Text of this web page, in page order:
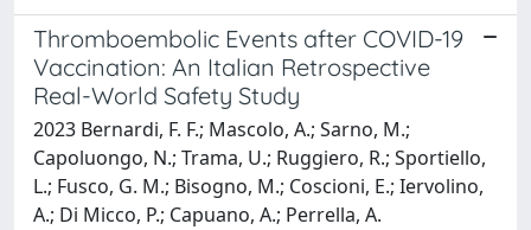
Thromboembolic Events after COVID-19
Vaccination: An Italian Retrospective
Real-World Safety Study
2023 Bernardi, F. F.; Mascolo, A.; Sarno, M.;
Capoluongo, N.; Trama, U.; Ruggiero, R.; Sportiello,
L.; Fusco, G. M.; Bisogno, M.; Coscioni, E.; Iervolino,
A.; Di Micco, P.; Capuano, A.; Perrella, A.